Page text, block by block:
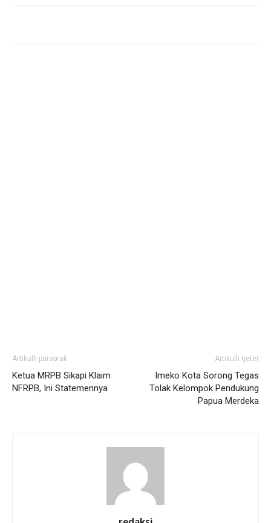
Artikulli paraprak
Ketua MRPB Sikapi Klaim
NFRPB, Ini Statemennya
Artikulli tjetër
Imeko Kota Sorong Tegas
Tolak Kelompok Pendukung
Papua Merdeka